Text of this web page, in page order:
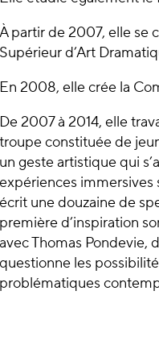
À partir de 2007, elle se
Supérieur d’Art
En 2008, elle crée la
De 2007 à 2014, elle
troupe constituée de
un geste artistique qui
expériences immersives
écrit une douzaine de
première d’inspiration
avec Thomas Pondevie,
questionne les
problématiques